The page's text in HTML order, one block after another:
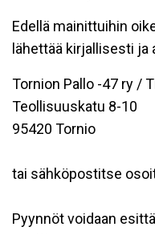
Edellä mainittuihin
lähettää kirjallisesti
Tornion Pallo -47 ry /
Teollisuuskatu 8-10
95420 Tornio
tai sähköpostitse
Pyynnöt voidaan